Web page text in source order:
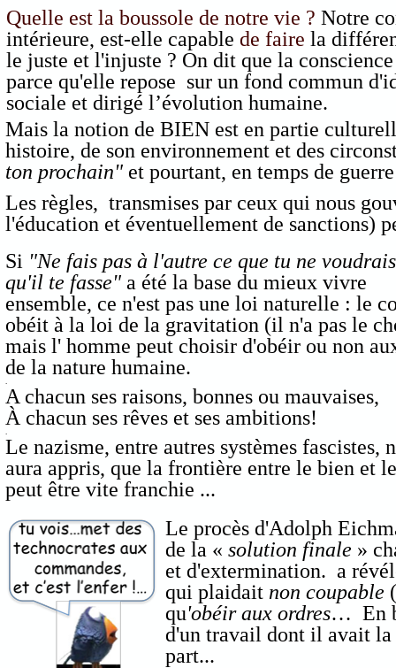
Quelle est la boussole de notre vie ? Notre
intérieure, est-elle capable de faire la
le juste et l'injuste ? On dit que la
parce qu'elle repose sur un fond commun
sociale et dirigé l’évolution humaine.
Mais la notion de BIEN est en partie
histoire, de son environnement et des
ton prochain" et pourtant, en temps de
Les règles, transmises par ceux qui nous
l'éducation et éventuellement de sanctions)
Si "Ne fais pas à l'autre ce que tu ne
qu'il te fasse" a été la base du mieux vivre
ensemble, ce n'est pas une loi naturelle : le
obéit à la loi de la gravitation (il n'a pas le
mais l' homme peut choisir d'obéir ou non
de la nature humaine.
.
A chacun ses raisons, bonnes ou mauvaises,
À chacun ses rêves et ses ambitions!
.
Le nazisme, entre autres systèmes fascistes,
aura appris, que la frontière entre le bien et
peut être vite franchie ...
Le procès d'Adolph
de la « solution finale »
et d'extermination. a
qui plaidait non coupable
qu'obéir aux ordres… En
d'un travail dont il avait la
part...